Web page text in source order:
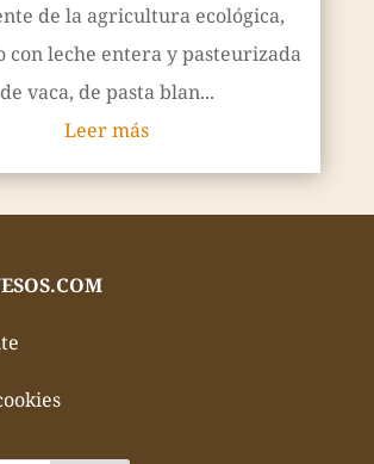
de la agricultura ecológica,
con leche entera y pasteurizada
de vaca, de pasta blan...
Leer más